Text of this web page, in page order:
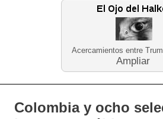
Acercamientos entre
Ampliar
Educación
Colombia y ocho